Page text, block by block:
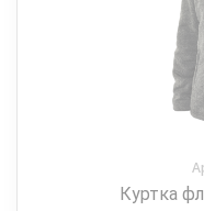
Куртка